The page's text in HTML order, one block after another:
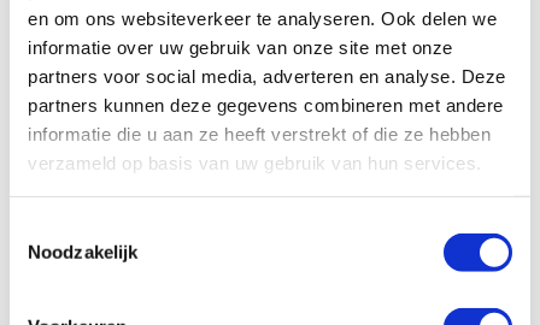
en om ons websiteverkeer te analyseren. Ook delen we
informatie over uw gebruik van onze site met onze
partners voor social media, adverteren en analyse. Deze
partners kunnen deze gegevens combineren met andere
informatie die u aan ze heeft verstrekt of die ze hebben
verzameld op basis van uw gebruik van hun services.
Noodzakelijk